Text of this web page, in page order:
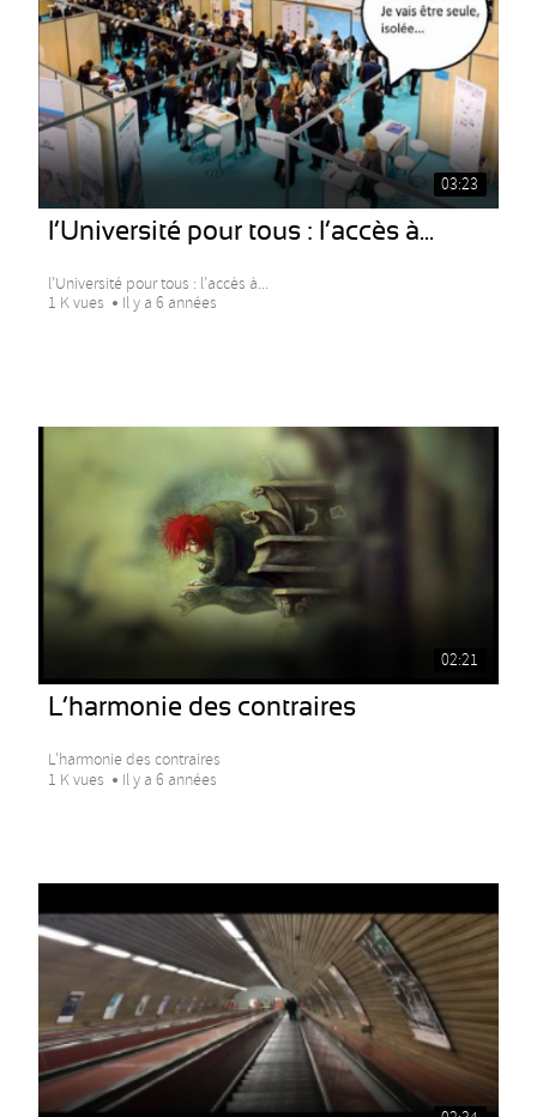
03:23
l’Université pour tous : l’accès à...
l’Université pour tous : l’accès à...
1 K vues
Il y a 6 années
02:21
L’harmonie des contraires
L’harmonie des contraires
1 K vues
Il y a 6 années